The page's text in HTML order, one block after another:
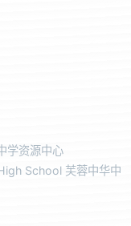
学资源中心
School 芙蓉中华中